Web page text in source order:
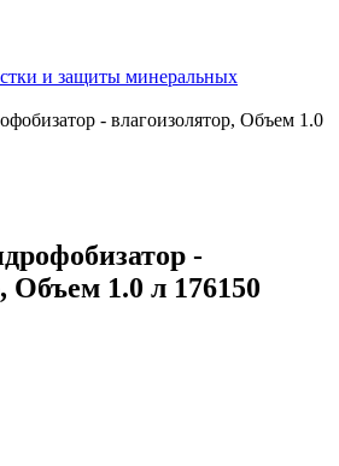
и защиты минеральных
- влагоизолятор, Объем 1.0
-
Объем 1.0 л 176150